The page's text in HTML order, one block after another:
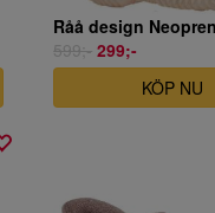
599;- 299;-
KÖP NU